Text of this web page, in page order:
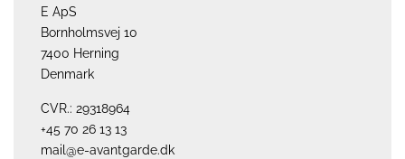
E ApS
Bornholmsvej 10
7400 Herning
Denmark
CVR.: 29318964
+45 70 26 13 13
mail@e-avantgarde.dk